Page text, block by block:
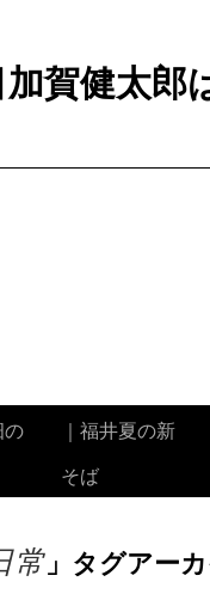
賀健太郎
の
｜福井夏の新
そば
常 」タグアー